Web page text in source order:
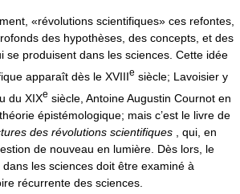
«révolutions scientifiques» ces refontes,
des hypothèses, des concepts, et des
se produisent dans les sciences. Cette idée
apparaît dès le XVIIIe siècle; Lavoisier y
du XIXe siècle, Antoine Augustin Cournot en
épistémologique; mais c’est le livre de
des révolutions scientifiques , qui, en
de nouveau en lumière. Dès lors, le
dans les sciences doit être examiné à
récurrente des sciences.